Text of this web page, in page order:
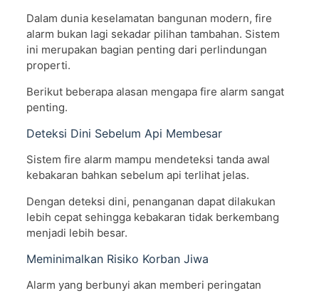
Dalam dunia keselamatan bangunan modern, fire
alarm bukan lagi sekadar pilihan tambahan. Sistem
ini merupakan bagian penting dari perlindungan
properti.
Berikut beberapa alasan mengapa fire alarm sangat
penting.
Deteksi Dini Sebelum Api Membesar
Sistem fire alarm mampu mendeteksi tanda awal
kebakaran bahkan sebelum api terlihat jelas.
Dengan deteksi dini, penanganan dapat dilakukan
lebih cepat sehingga kebakaran tidak berkembang
menjadi lebih besar.
Meminimalkan Risiko Korban Jiwa
Alarm yang berbunyi akan memberi peringatan